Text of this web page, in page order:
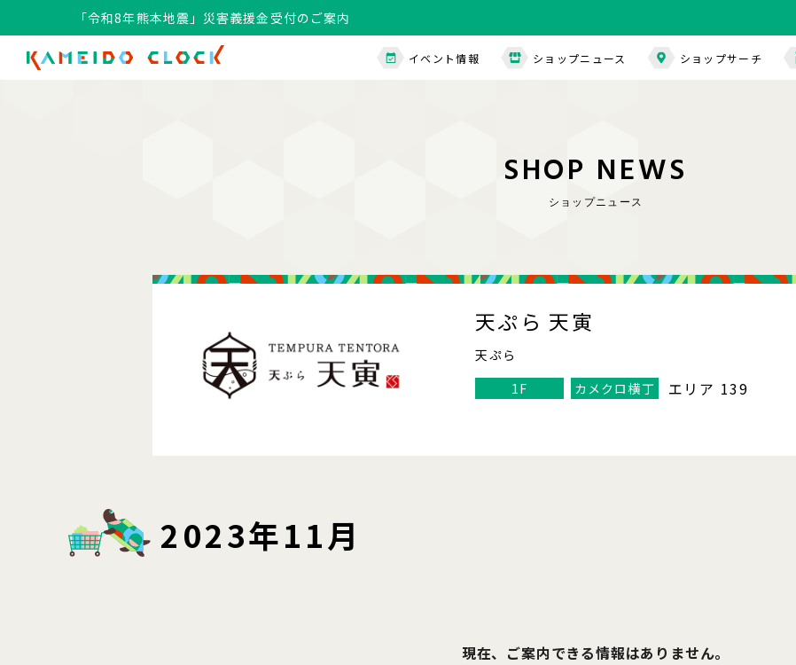
「令和8年熊本地震」災害義援金受付のご案内
イベント情報 ショップニュース ショップサーチ
SHOP NEWS
ショップニュース
天ぷら 天寅
天ぷら
1F
カメクロ横丁 エリア 139
2023年11月
現在、ご案内できる情報はありません。